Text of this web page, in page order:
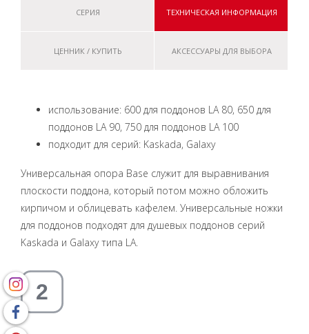
СЕРИЯ ТЕХНИЧЕСКАЯ ИНФОРМАЦИЯ
ЦЕННИК / КУПИТЬ АКСЕССУАРЫ ДЛЯ ВЫБОРА
использование: 600 для поддонов LA 80, 650 для
поддонов LA 90, 750 для поддонов LA 100
подходит для серий: Kaskada, Galaxy
Универсальная опора Base служит для выравнивания
плоскости поддона, который потом можно обложить
кирпичом и облицевать кафелем. Универсальные ножки
для поддонов подходят для душевых поддонов серий
Kaskada и Galaxy типа LA.